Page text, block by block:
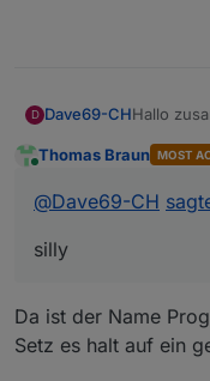
D Dave69-CHHallo
Ist da was
Thomas Braun MOST
@Dave69-CH
silly
Da ist der Name
Setz es halt auf ein